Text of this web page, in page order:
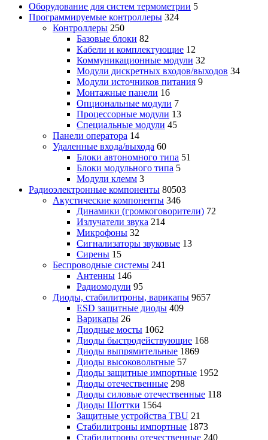
Оборудование для систем термометрии 5
Программируемые контроллеры 324
Контроллеры 250
Базовые блоки 82
Кабели и комплектующие 12
Коммуникационные модули 32
Модули дискретных входов/выходов 34
Модули источников питания 9
Монтажные панели 16
Опциональные модули 7
Процессорные модули 13
Специальные модули 45
Панели оператора 14
Удаленные входа/выхода 60
Блоки автономного типа 51
Блоки модульного типа 5
Модули клемм 3
Радиоэлектронные компоненты 80503
Акустические компоненты 346
Динамики (громкоговорители) 72
Излучатели звука 214
Микрофоны 32
Сигнализаторы звуковые 13
Сирены 15
Беспроводные системы 241
Антенны 146
Радиомодули 95
Диоды, стабилитроны, варикапы 9657
ESD защитные диоды 409
Варикапы 26
Диодные мосты 1062
Диоды быстродействующие 168
Диоды выпрямительные 1869
Диоды высоковольтные 57
Диоды защитные импортные 1952
Диоды отечественные 298
Диоды силовые отечественные 118
Диоды Шоттки 1564
Защитные устройства TBU 21
Стабилитроны импортные 1873
Стабилитроны отечественные 240